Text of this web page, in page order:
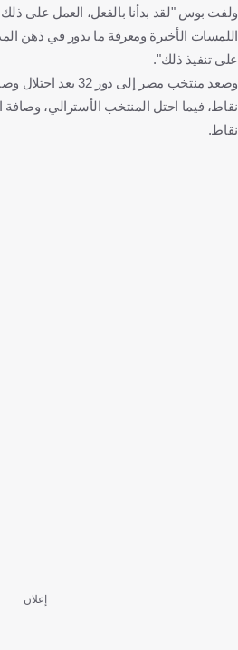
ولفت بوس "لقد بدأنا بالفعل، العمل على
اللمسات الأخيرة ومعرفة ما يدور في ذهن
على تنفيذ ذلك".
نقاط.
إعلان